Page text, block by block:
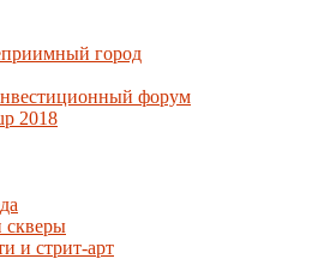
город
форум
2018
скверы
и стрит-арт